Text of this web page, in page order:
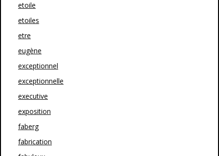
etoile
etoiles
etre
eugène
exceptionnel
exceptionnelle
executive
exposition
faberg
fabrication